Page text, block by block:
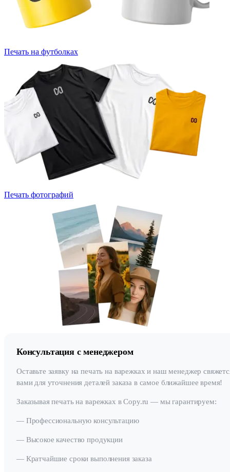
Печать на футболках
Печать фотографий
Консультация с менеджером
Оставьте заявку на печать на варежках и наш менеджер
вами для уточнения деталей заказа в самое ближайшее время!
Заказывая печать на варежках в Copy.ru — мы гарантируем:
— Профессиональную консультацию
— Высокое качество продукции
— Кратчайшие сроки выполнения заказа